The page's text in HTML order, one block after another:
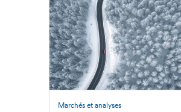
Marchés et analyses